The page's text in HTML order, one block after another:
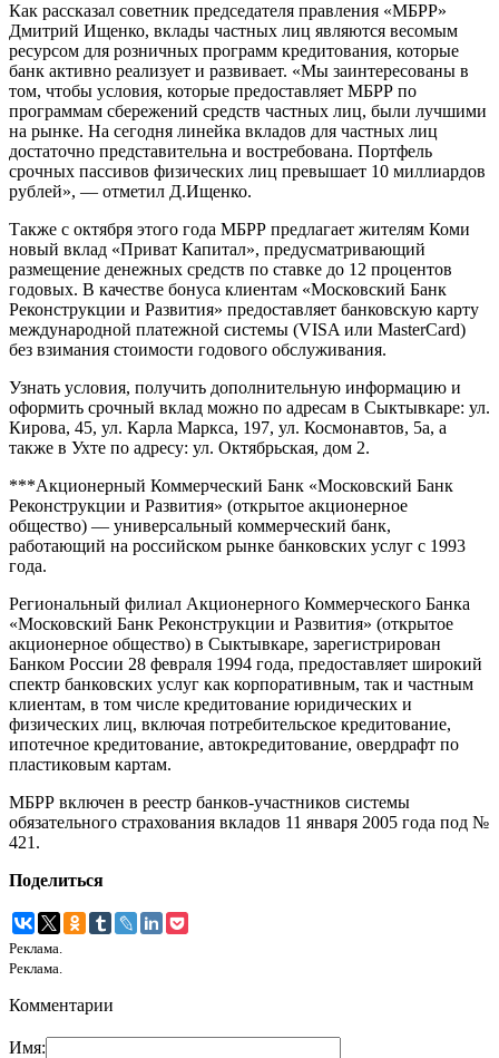
Как рассказал советник председателя правления «МБРР»
Дмитрий Ищенко, вклады частных лиц являются весомым
ресурсом для розничных программ кредитования, которые
банк активно реализует и развивает. «Мы заинтересованы в
том, чтобы условия, которые предоставляет МБРР по
программам сбережений средств частных лиц, были лучшими
на рынке. На сегодня линейка вкладов для частных лиц
достаточно представительна и востребована. Портфель
срочных пассивов физических лиц превышает 10 миллиардов
рублей», — отметил Д.Ищенко.
Также с октября этого года МБРР предлагает жителям Коми
новый вклад «Приват Капитал», предусматривающий
размещение денежных средств по ставке до 12 процентов
годовых. В качестве бонуса клиентам «Московский Банк
Реконструкции и Развития» предоставляет банковскую карту
международной платежной системы (VISA или MasterCard)
без взимания стоимости годового обслуживания.
Узнать условия, получить дополнительную информацию и
оформить срочный вклад можно по адресам в Сыктывкаре: ул.
Кирова, 45, ул. Карла Маркса, 197, ул. Космонавтов, 5а, а
также в Ухте по адресу: ул. Октябрьская, дом 2.
***Акционерный Коммерческий Банк «Московский Банк
Реконструкции и Развития» (открытое акционерное
общество) — универсальный коммерческий банк,
работающий на российском рынке банковских услуг с 1993
года.
Региональный филиал Акционерного Коммерческого Банка
«Московский Банк Реконструкции и Развития» (открытое
акционерное общество) в Сыктывкаре, зарегистрирован
Банком России 28 февраля 1994 года, предоставляет широкий
спектр банковских услуг как корпоративным, так и частным
клиентам, в том числе кредитование юридических и
физических лиц, включая потребительское кредитование,
ипотечное кредитование, автокредитование, овердрафт по
пластиковым картам.
МБРР включен в реестр банков-участников системы
обязательного страхования вкладов 11 января 2005 года под №
421.
Поделиться
Реклама.
Реклама.
Комментарии
Имя: